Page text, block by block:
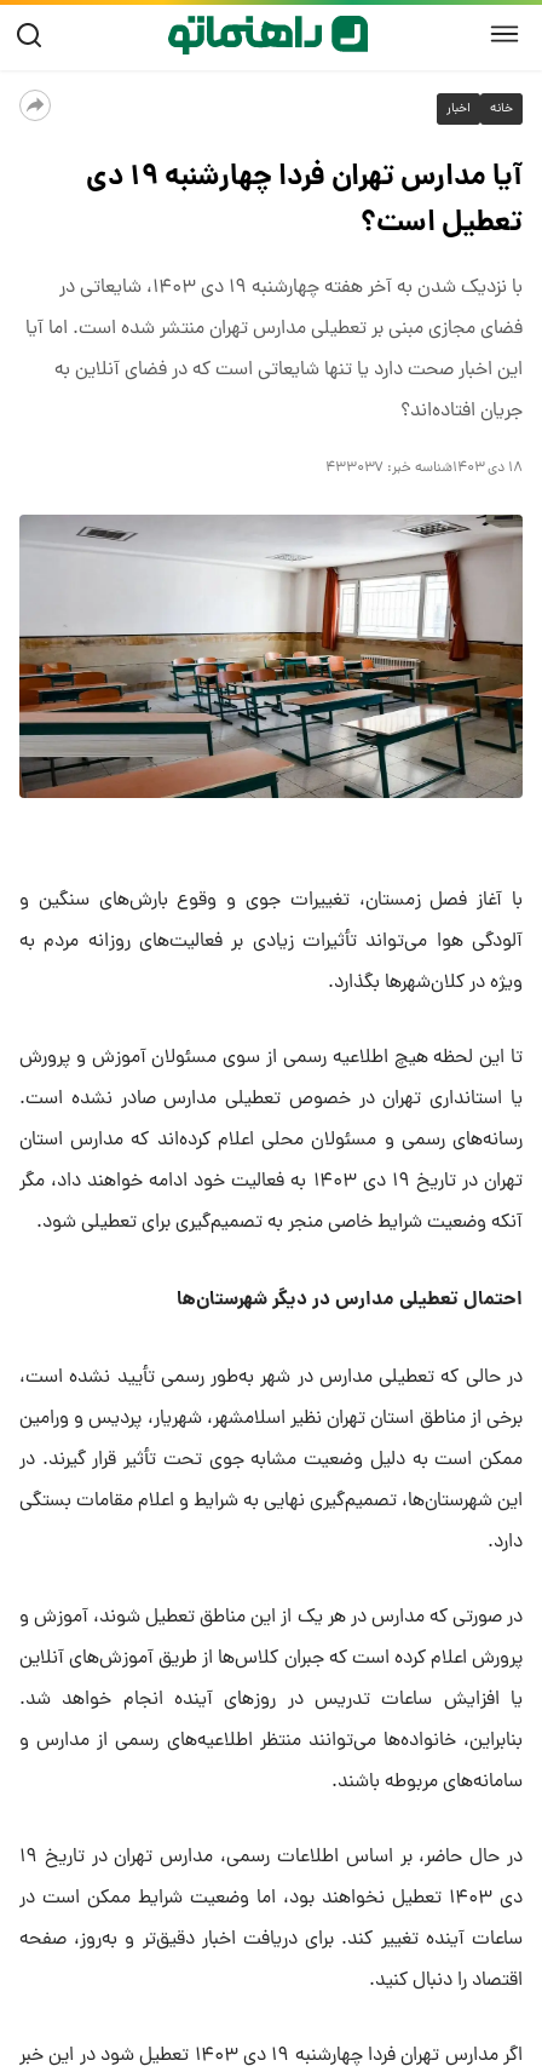
خانه اخبار
آیا مدارس تهران فردا چهارشنبه ۱۹ دی
تعطیل است؟
با نزدیک شدن به آخر هفته چهارشنبه ۱۹ دی ۱۴۰۳، شایعاتی در
فضای مجازی مبنی بر تعطیلی مدارس تهران منتشر شده است. اما آیا
این اخبار صحت دارد یا تنها شایعاتی است که در فضای آنلاین به
جریان افتاده‌اند؟
۱۸ دی ۱۴۰۳ شناسه خبر: ۴۳۳۰۳۷
با آغاز فصل زمستان، تغییرات جوی و وقوع بارش‌های سنگین و
آلودگی هوا می‌تواند تأثیرات زیادی بر فعالیت‌های روزانه مردم به
ویژه در کلان‌شهرها بگذارد.
تا این لحظه هیچ اطلاعیه رسمی از سوی مسئولان آموزش و پرورش
یا استانداری تهران در خصوص تعطیلی مدارس صادر نشده است.
رسانه‌های رسمی و مسئولان محلی اعلام کرده‌اند که مدارس استان
تهران در تاریخ ۱۹ دی ۱۴۰۳ به فعالیت خود ادامه خواهند داد، مگر
آنکه وضعیت شرایط خاصی منجر به تصمیم‌گیری برای تعطیلی شود.
احتمال تعطیلی مدارس در دیگر شهرستان‌ها
در حالی که تعطیلی مدارس در شهر به‌طور رسمی تأیید نشده است،
برخی از مناطق استان تهران نظیر اسلامشهر، شهریار، پردیس و ورامین
ممکن است به دلیل وضعیت مشابه جوی تحت تأثیر قرار گیرند. در
این شهرستان‌ها، تصمیم‌گیری نهایی به شرایط و اعلام مقامات بستگی
دارد.
در صورتی که مدارس در هر یک از این مناطق تعطیل شوند، آموزش و
پرورش اعلام کرده است که جبران کلاس‌ها از طریق آموزش‌های آنلاین
یا افزایش ساعات تدریس در روزهای آینده انجام خواهد شد.
بنابراین، خانواده‌ها می‌توانند منتظر اطلاعیه‌های رسمی از مدارس و
سامانه‌های مربوطه باشند.
در حال حاضر، بر اساس اطلاعات رسمی، مدارس تهران در تاریخ ۱۹
دی ۱۴۰۳ تعطیل نخواهند بود، اما وضعیت شرایط ممکن است در
ساعات آینده تغییر کند. برای دریافت اخبار دقیق‌تر و به‌روز، صفحه
اقتصاد را دنبال کنید.
اگر مدارس تهران فردا چهارشنبه ۱۹ دی ۱۴۰۳ تعطیل شود در این خبر